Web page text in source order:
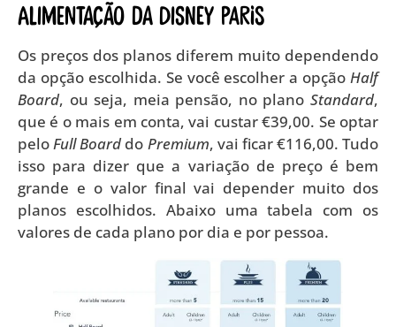
alimentação da Disney Paris
Os preços dos planos diferem muito dependendo
da opção escolhida. Se você escolher a opção Half
Board, ou seja, meia pensão, no plano Standard,
que é o mais em conta, vai custar €39,00. Se optar
peloFull Boarddo Premium, vai ficar €116,00. Tudo
isso para dizer que a variação de preço é bem
grande e o valor final vai depender muito dos
planos escolhidos. Abaixo uma tabela com os
valores de cada plano por dia e por pessoa.